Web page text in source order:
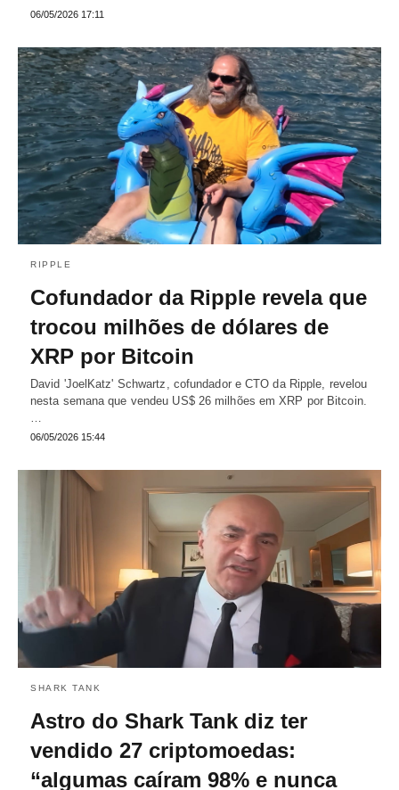
06/05/2026 17:11
RIPPLE
Cofundador da Ripple revela que
trocou milhões de dólares de
XRP por Bitcoin
David 'JoelKatz' Schwartz, cofundador e CTO da Ripple, revelou
nesta semana que vendeu US$ 26 milhões em XRP por Bitcoin.
…
06/05/2026 15:44
SHARK TANK
Astro do Shark Tank diz ter
vendido 27 criptomoedas:
“algumas caíram 98% e nunca